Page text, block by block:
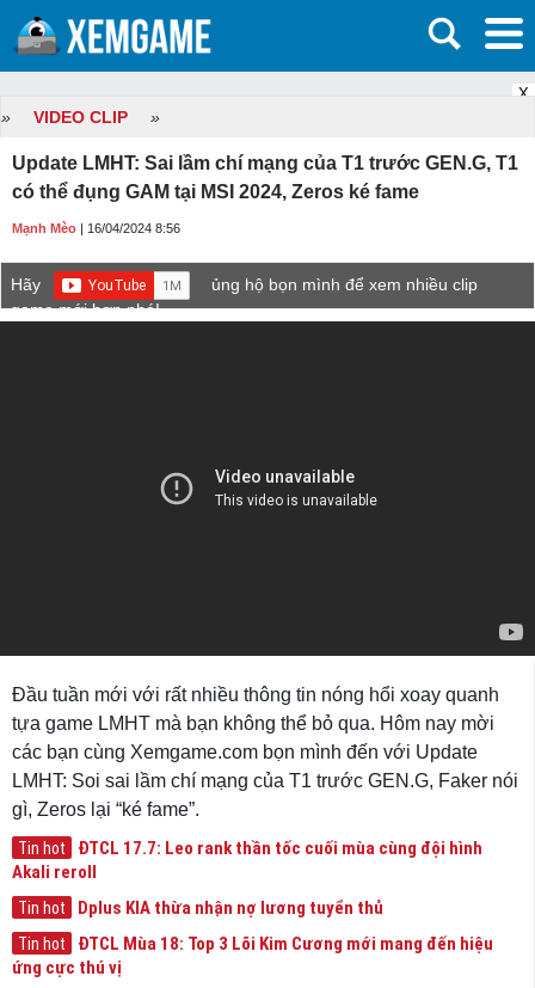
X
» VIDEO CLIP »
Update LMHT: Sai lầm chí mạng của T1 trước GEN.G, T1
có thể đụng GAM tại MSI 2024, Zeros ké fame
Mạnh Mèo | 16/04/2024 8:56
Hãy
ủng hộ bọn mình để xem nhiều clip
game mới hơn nhé!
Đầu tuần mới với rất nhiều thông tin nóng hổi xoay quanh
tựa game LMHT mà bạn không thể bỏ qua. Hôm nay mời
các bạn cùng Xemgame.com bọn mình đến với Update
LMHT: Soi sai lầm chí mạng của T1 trước GEN.G, Faker nói
gì, Zeros lại “ké fame”.
Tin hot
ĐTCL 17.7: Leo rank thần tốc cuối mùa cùng đội hình
Akali reroll
Tin hot Dplus KIA thừa nhận nợ lương tuyển thủ
Tin hot
ĐTCL Mùa 18: Top 3 Lõi Kim Cương mới mang đến hiệu
ứng cực thú vị